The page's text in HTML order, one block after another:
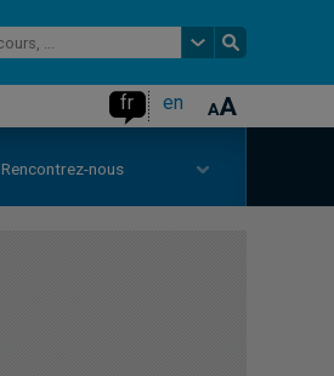
fr en
Rencontrez-nous